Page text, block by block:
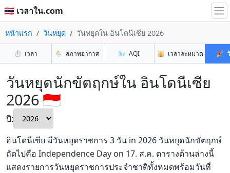
🇹🇭 เวลาใน.com
หน้าแรก วันหยุด วันหยุดใน อินโดนีเซีย 2026
⏱️ เวลา 🌦️ สภาพอากาศ 🌬️ AQI 🕌 เวลาละหมาด 🎉
วันหยุดนักขัตฤกษ์ใน อินโดนีเซีย
2026 🇮🇩
ปี:
อินโดนีเซีย มีวันหยุดราชการ 3 วัน in 2026 วันหยุดนักขัตฤกษ์
ถัดไปคือ Independence Day on 17. ส.ค. ตารางด้านล่างนี้
แสดงรายการวันหยุดราชการประจำชาติทั้งหมดพร้อมวันที่